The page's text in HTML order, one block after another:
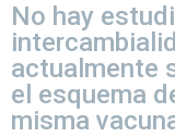
No hay
actualmente
el esquema
misma